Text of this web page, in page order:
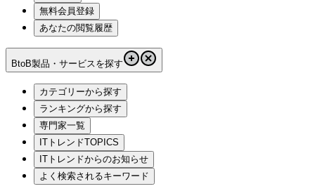
無料会員登録
あなたの閲覧履歴
BtoB製品・サービスを探す
カテゴリーから探す
ランキングから探す
専門家一覧
ITトレンドTOPICS
ITトレンドからのお知らせ
よく検索されるキーワード